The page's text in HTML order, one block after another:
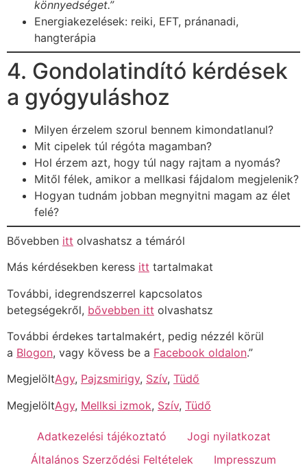
könnyedséget.”
Energiakezelések: reiki, EFT, pránanadi,
hangterápia
4. Gondolatindító kérdések
a gyógyuláshoz
Milyen érzelem szorul bennem kimondatlanul?
Mit cipelek túl régóta magamban?
Hol érzem azt, hogy túl nagy rajtam a nyomás?
Mitől félek, amikor a mellkasi fájdalom megjelenik?
Hogyan tudnám jobban megnyitni magam az élet
felé?
Bővebben itt olvashatsz a témáról
Más kérdésekben keress itt tartalmakat
További, idegrendszerrel kapcsolatos
betegségekről, bővebben itt olvashatsz
További érdekes tartalmakért, pedig nézzél körül
a Blogon, vagy kövess be a Facebook oldalon.”
MegjelöltAgy, Pajzsmirigy, Szív, Tüdő
MegjelöltAgy, Mellksi izmok, Szív, Tüdő
Adatkezelési tájékoztató
Jogi nyilatkozat
Általános Szerződési Feltételek
Impresszum